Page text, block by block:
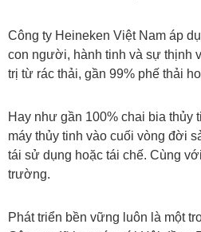
Công ty Heineken Việt Nam áp
con người, hành tinh và sự thịnh
trị từ rác thải, gần 99% phế thải
Hay như gần 100% chai bia
máy thủy tinh vào cuối vòng đời
tái sử dụng hoặc tái chế. Cùng
trường.
Phát triển bền vững luôn là một